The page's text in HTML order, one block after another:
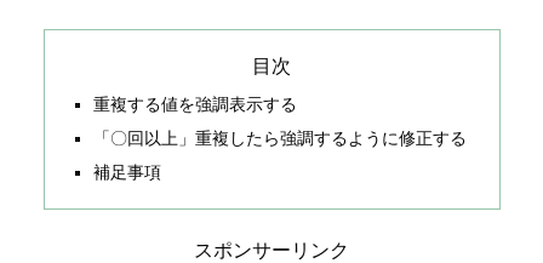
目次
重複する値を強調表示する
「〇回以上」重複したら強調するように修正する
補足事項
スポンサーリンク